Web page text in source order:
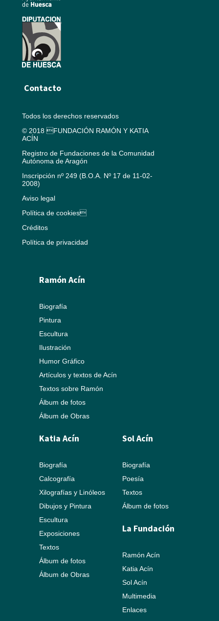
Contacto
Todos los derechos reservados
© 2018 FUNDACIÓN RAMÓN Y KATIA
ACÍN
Registro de Fundaciones de la Comunidad
Autónoma de Aragón
Inscripción nº 249 (B.O.A. Nº 17 de 11-02-
2008)
Aviso legal
Política de cookies
Créditos
Política de privacidad
Ramón Acín
Biografía
Pintura
Escultura
Ilustración
Humor Gráfico
Artículos y textos de Acín
Textos sobre Ramón
Álbum de fotos
Álbum de Obras
Katia Acín
Biografía
Calcografía
Xilografías y Linóleos
Dibujos y Pintura
Escultura
Exposiciones
Textos
Álbum de fotos
Álbum de Obras
Sol Acín
Biografía
Poesía
Textos
Álbum de fotos
La Fundación
Ramón Acín
Katia Acín
Sol Acín
Multimedia
Enlaces